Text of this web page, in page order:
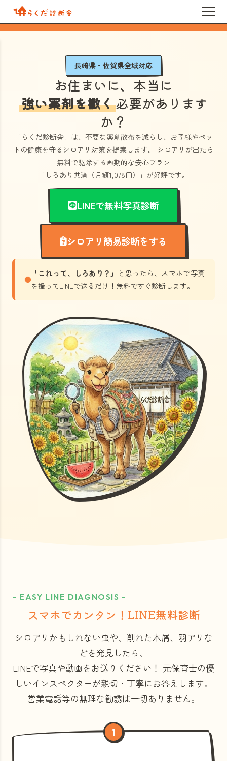
長崎県・佐賀県全域対応
お住まいに、本当に
強い薬剤を撒く必要があります
か？
「らくだ診断舎」 は、不要な薬剤散布を減らし、お子様やペッ
トの健康を守るシロアリ対策を提案します。 シロアリが出たら
無料で駆除する画期的な安心プラン
「しろあり共済（月額1,078円）」 が好評です。
LINEで無料写真診断
シロアリ簡易診断をする
「これって、しろあり？」
と思ったら、スマホで写真
を撮ってLINEで送るだけ！無料ですぐ診断します。
- EASY LINE DIAGNOSIS -
スマホでカンタン！LINE無料診断
シロアリかもしれない虫や、削れた木屑、羽アリな
どを発見したら、
LINEで写真や動画をお送りください！ 元保育士の優
しいインスペクターが親切・丁寧にお答えします。
営業電話等の無理な勧誘は一切ありません。
1